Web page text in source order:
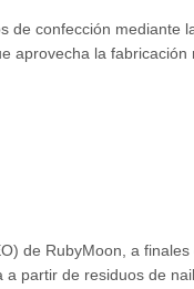
de confección mediante
aprovecha la fabricación
de RubyMoon, a
partir de residuos de